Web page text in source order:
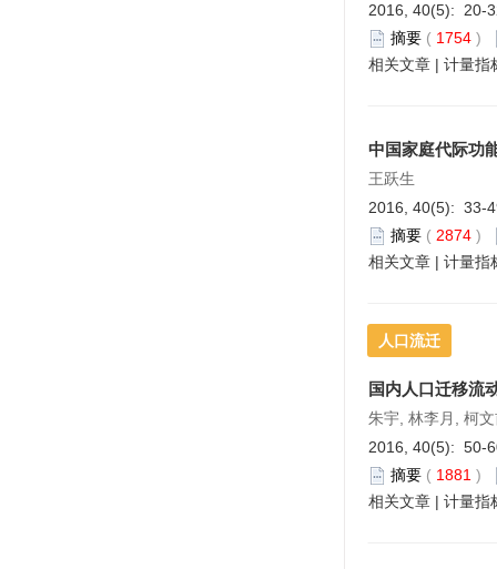
2016, 40(5): 20-
摘要 ( 1754 )
相关文章 | 计量指
中国家庭代际功
王跃生
2016, 40(5): 33-
摘要 ( 2874 )
相关文章 | 计量指
人口流迁
国内人口迁移流
朱宇, 林李月, 柯
2016, 40(5): 50-
摘要 ( 1881 )
相关文章 | 计量指